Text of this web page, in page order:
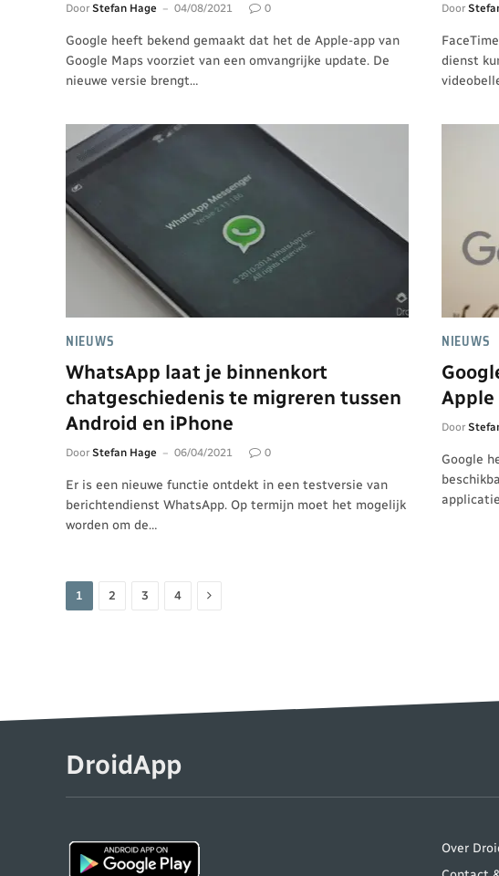
Door Stefan Hage 04/08/2021 0
Google heeft bekend gemaakt dat het de Apple-app van
Google Maps voorziet van een omvangrijke update. De
nieuwe versie brengt…
Door
dienst
NIEUWS
WhatsApp laat je binnenkort
chatgeschiedenis te migreren tussen
Android en iPhone
Door Stefan Hage 06/04/2021 0
Er is een nieuwe functie ontdekt in een testversie van
berichtendienst WhatsApp. Op termijn moet het mogelijk
worden om de…
NIEUWS
Apple
Door
Google
1 2 3 4 Volgende
DroidApp
Over